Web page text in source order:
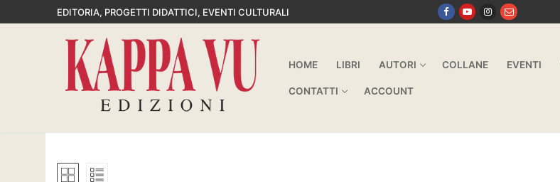
al
EDITORIA, PROGETTI DIDATTICI, EVENTI CULTURALI
HOME LIBRI AUTORI COLLANE EVENTI
CONTATTI ACCOUNT